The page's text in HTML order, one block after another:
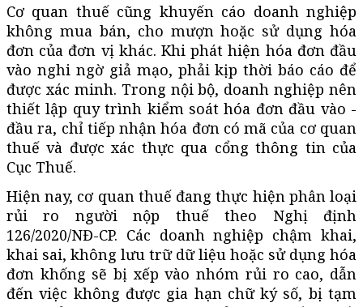
Cơ quan thuế cũng khuyến cáo doanh nghiệp
không mua bán, cho mượn hoặc sử dụng hóa
đơn của đơn vị khác. Khi phát hiện hóa đơn đầu
vào nghi ngờ giả mạo, phải kịp thời báo cáo để
được xác minh. Trong nội bộ, doanh nghiệp nên
thiết lập quy trình kiểm soát hóa đơn đầu vào -
đầu ra, chỉ tiếp nhận hóa đơn có mã của cơ quan
thuế và được xác thực qua cổng thông tin của
Cục Thuế.
Hiện nay, cơ quan thuế đang thực hiện phân loại
rủi ro người nộp thuế theo Nghị định
126/2020/NĐ-CP. Các doanh nghiệp chậm khai,
khai sai, không lưu trữ dữ liệu hoặc sử dụng hóa
đơn khống sẽ bị xếp vào nhóm rủi ro cao, dẫn
đến việc không được gia hạn chữ ký số, bị tạm